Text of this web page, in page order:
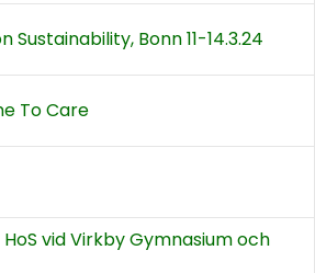
Sustainability, Bonn 11-14.3.24
To Care
vid Virkby Gymnasium och